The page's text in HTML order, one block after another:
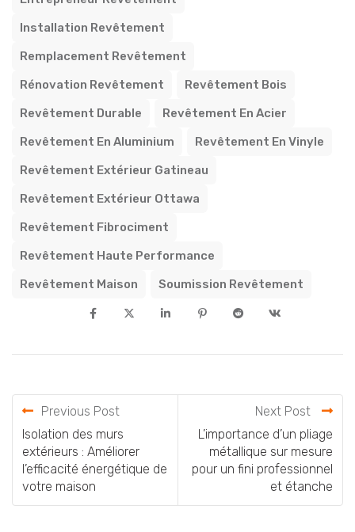
Installation Revêtement
Remplacement Revêtement
Rénovation Revêtement
Revêtement Bois
Revêtement Durable
Revêtement En Acier
Revêtement En Aluminium
Revêtement En Vinyle
Revêtement Extérieur Gatineau
Revêtement Extérieur Ottawa
Revêtement Fibrociment
Revêtement Haute Performance
Revêtement Maison
Soumission Revêtement
Previous Post
Isolation des murs
extérieurs : Améliorer
l’efficacité énergétique de
votre maison
Next Post
L’importance d’un pliage
métallique sur mesure
pour un fini professionnel
et étanche